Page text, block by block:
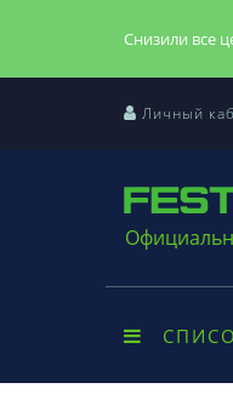
Снизили все
Личный